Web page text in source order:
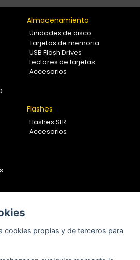
Almacenamiento
Unidades de disco
Tarjetas de memoria
USB Flash Drives
Lectores de tarjetas
Accesorios
Flashes
Flashes SLR
Accesorios
cookies propias y de terceros para